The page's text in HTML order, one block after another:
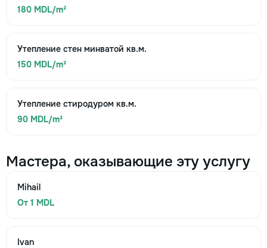
180 MDL/m²
Утепление стен минватой кв.м.
150 MDL/m²
Утепление стиродуром кв.м.
90 MDL/m²
Мастера, оказывающие эту услугу
Mihail
От 1 MDL
Ivan